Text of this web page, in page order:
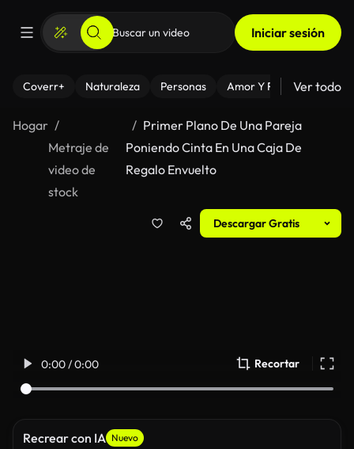
Iniciar sesión
Coverr+ Naturaleza Personas Amor Y Relaciones
Ver todo
Hogar
Metraje de
video de
stock
Primer Plano De Una Pareja
Poniendo Cinta En Una Caja De
Regalo Envuelto
Descargar Gratis
0:00 / 0:00 Recortar
Recrear con IA Nuevo